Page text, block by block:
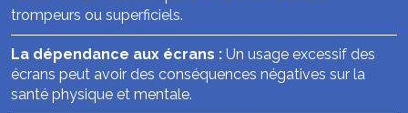
trompeurs ou superficiels.
La dépendance aux écrans : Un usage excessif des
écrans peut avoir des conséquences négatives sur la
santé physique et mentale.